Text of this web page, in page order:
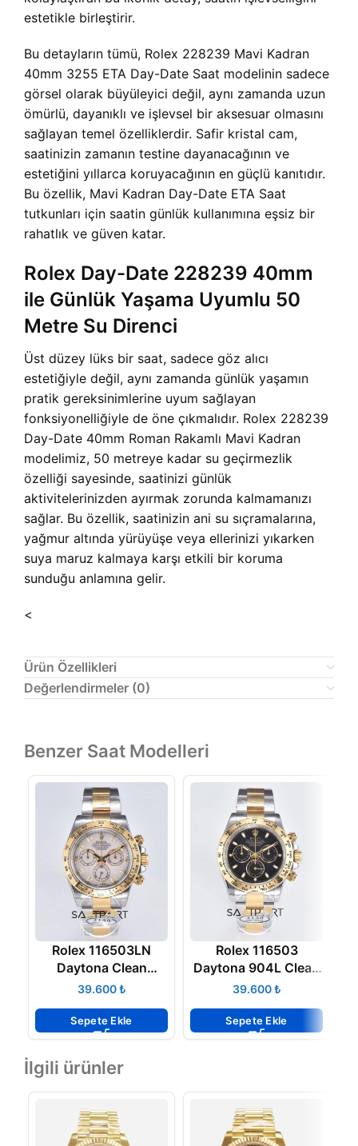
estetikle birleştirir.
Bu detayların tümü, Rolex 228239 Mavi Kadran
40mm 3255 ETA Day-Date Saat modelinin sadece
görsel olarak büyüleyici değil, aynı zamanda uzun
ömürlü, dayanıklı ve işlevsel bir aksesuar olmasını
sağlayan temel özelliklerdir. Safir kristal cam,
saatinizin zamanın testine dayanacağının ve
estetiğini yıllarca koruyacağının en güçlü kanıtıdır.
Bu özellik, Mavi Kadran Day-Date ETA Saat
tutkunları için saatin günlük kullanımına eşsiz bir
rahatlık ve güven katar.
Rolex Day-Date 228239 40mm
ile Günlük Yaşama Uyumlu 50
Metre Su Direnci
Üst düzey lüks bir saat, sadece göz alıcı
estetiğiyle değil, aynı zamanda günlük yaşamın
pratik gereksinimlerine uyum sağlayan
fonksiyonelliğiyle de öne çıkmalıdır. Rolex 228239
Day-Date 40mm Roman Rakamlı Mavi Kadran
modelimiz, 50 metreye kadar su geçirmezlik
özelliği sayesinde, saatinizi günlük
aktivitelerinizden ayırmak zorunda kalmamanızı
sağlar. Bu özellik, saatinizin ani su sıçramalarına,
yağmur altında yürüyüşe veya ellerinizi yıkarken
suya maruz kalmaya karşı etkili bir koruma
sunduğu anlamına gelir.
<
Ürün Özellikleri
Değerlendirmeler (0)
Benzer Saat Modelleri
Rolex 116503LN
Daytona Clean
Factory Taşlı Sedef
Clone ETA
₺
Sepete Ekle
Rolex 116503
Daytona 904L Clean
Factory 40 mm Gold
Clone ETA
₺
Sepete Ekle
İlgili ürünler